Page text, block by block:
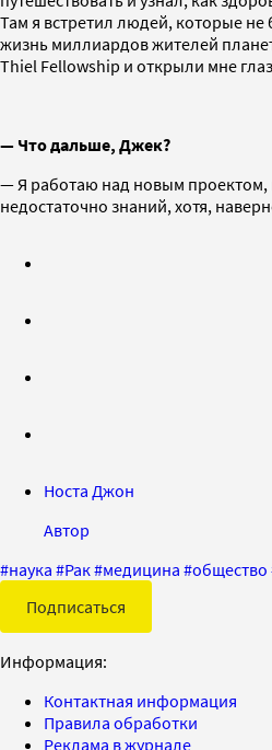
Там я встретил людей, которые не
жизнь миллиардов жителей
Thiel Fellowship и открыли мне
— Что дальше, Джек?
— Я работаю над новым проектом,
недостаточно знаний, хотя,
Носта Джон
Автор
#наука #Рак#медицина #общество
Подписаться
Информация:
Контактная информация
Правила обработки
Реклама в журнале